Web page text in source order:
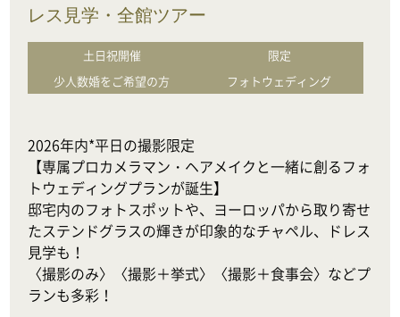
レス見学・全館ツアー
土日祝開催
限定
少人数婚をご希望の方
フォトウェディング
2026年内*平日の撮影限定
【専属プロカメラマン・ヘアメイクと一緒に創るフォ
トウェディングプランが誕生】
邸宅内のフォトスポットや、ヨーロッパから取り寄せ
たステンドグラスの輝きが印象的なチャペル、ドレス
見学も！
〈撮影のみ〉〈撮影＋挙式〉〈撮影＋食事会〉などプ
ランも多彩！